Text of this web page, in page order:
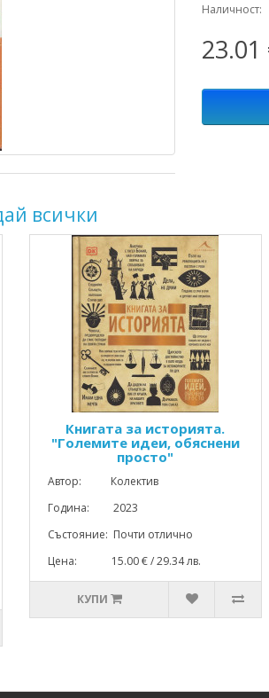
23.01
всички
Книгата за историята.
"Големите идеи, обяснени
просто"
Автор: Колектив
Година: 2023
Състояние: Почти отлично
Цена: 15.00 € / 29.34 лв.
КУПИ